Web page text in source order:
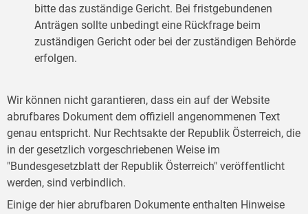
bitte das zuständige Gericht. Bei fristgebundenen
Anträgen sollte unbedingt eine Rückfrage beim
zuständigen Gericht oder bei der zuständigen Behörde
erfolgen.
Wir können nicht garantieren, dass ein auf der Website
abrufbares Dokument dem offiziell angenommenen Text
genau entspricht. Nur Rechtsakte der Republik Österreich, die
in der gesetzlich vorgeschriebenen Weise im
"Bundesgesetzblatt der Republik Österreich" veröffentlicht
werden, sind verbindlich.
Einige der hier abrufbaren Dokumente enthalten Hinweise